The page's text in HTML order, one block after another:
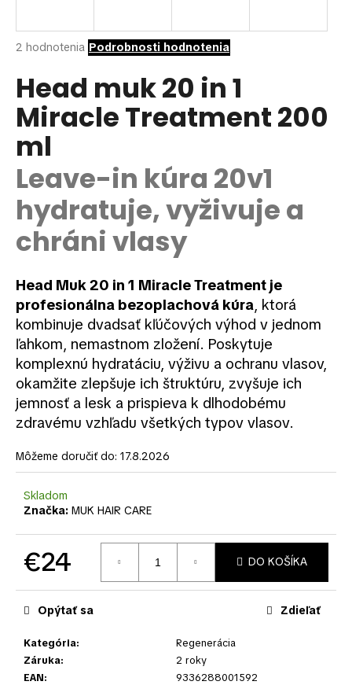
Priemerné
produktu
je
5,0
hviezdičiek.
2 hodnotenia Podrobnosti hodnotenia
Head muk 20 in 1
Miracle Treatment 200
ml
Leave-in kúra 20v1
hydratuje, vyživuje a
chráni vlasy
Head Muk 20 in 1 Miracle Treatment je
profesionálna bezoplachová kúra, ktorá
kombinuje dvadsať kľúčových výhod v jednom
ľahkom, nemastnom zložení. Poskytuje
komplexnú hydratáciu, výživu a ochranu vlasov,
okamžite zlepšuje ich štruktúru, zvyšuje ich
jemnosť a lesk a prispieva k dlhodobému
zdravému vzhľadu všetkých typov vlasov.
Môžeme doručiť do: 17.8.2026
Skladom
Značka: MUK HAIR CARE
€24 DO KOŠÍKA
Kategória:
Regenerácia
Záruka:
2 roky
EAN: 9336288001592
Opýtať sa Zdieľať
j
ť
?
HĽADAŤ
O
p
o
r
ú
č
a
m
e